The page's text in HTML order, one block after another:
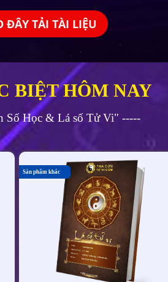
ĐÂY TẢI TÀI LIỆU
Số Học & Lá số Tử Vi" -----
BIỆT HÔM NAY
Sản phẩm khác